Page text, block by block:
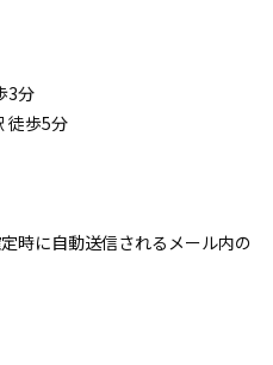
3分
徒歩5分
時に自動送信されるメール内の